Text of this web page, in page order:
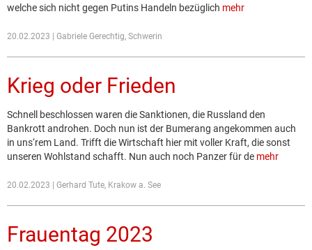
welche sich nicht gegen Putins Handeln bezüglich mehr
20.02.2023 | Gabriele Gerechtig, Schwerin
Krieg oder Frieden
Schnell beschlossen waren die Sanktionen, die Russland den
Bankrott androhen. Doch nun ist der Bumerang angekommen auch
in uns‘rem Land. Trifft die Wirtschaft hier mit voller Kraft, die sonst
unseren Wohlstand schafft. Nun auch noch Panzer für de mehr
20.02.2023 | Gerhard Tute, Krakow a. See
Frauentag 2023